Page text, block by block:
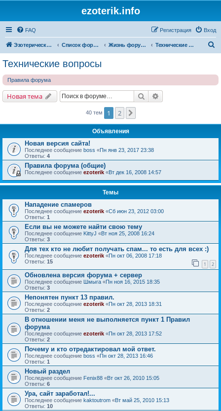
ezoterik.info
FAQ Вход
Регистрация
Эзотерический сайт Список форумов Жизнь форума и сайта Технические вопросы
Технические вопросы
Правила форума
Новая тема Поиск
40 тем 1 2
Объявления
Новая версия сайта!
Последнее сообщение boss «Пн янв 23, 2017 23:38
Ответы: 4
Правила форума (общие)
Последнее сообщение ezoterik «Вт дек 16, 2008 14:57
Темы
Нападение спамеров
Последнее сообщение ezoterik «Сб июн 23, 2012 03:00
Ответы: 1
Если вы не можете найти свою тему
Последнее сообщение KittyJ «Вт ноя 25, 2008 16:24
Ответы: 3
Для тех кто не любит получать спам... то есть для всех :)
Последнее сообщение ezoterik «Пн окт 06, 2008 17:18
Ответы: 15 1 2
Обновлена версия форума + сервер
Последнее сообщение Шмыга «Пн ноя 16, 2015 18:35
Ответы: 3
Непонятен пункт 13 правил.
Последнее сообщение ezoterik «Пн окт 28, 2013 18:31
Ответы: 2
В отношении меня не выполняется пункт 1 Правил
форума
Последнее сообщение ezoterik «Пн окт 28, 2013 17:52
Ответы: 2
Почему и кто отредактировал мой ответ.
Последнее сообщение boss «Пн окт 28, 2013 16:46
Ответы: 1
Новый раздел
Последнее сообщение Fenix88 «Вт окт 26, 2010 15:05
Ответы: 6
Ура, сайт заработал!...
Последнее сообщение kaktoutrom «Вт май 25, 2010 15:13
Ответы: 10